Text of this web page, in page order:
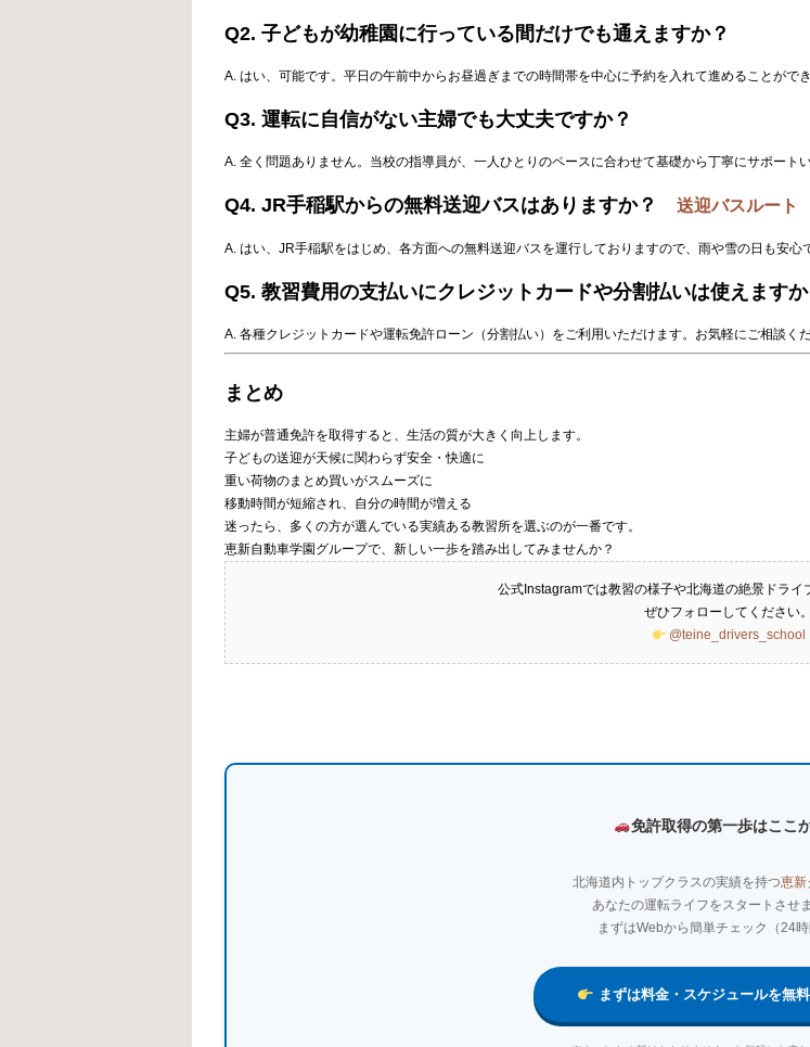
Q2. 子どもが幼稚園に行っている間だけでも通えますか？
A. はい、可能です。平日の午前中からお昼過ぎまでの時間帯を中心に予約を入れて進めることができ
Q3. 運転に自信がない主婦でも大丈夫ですか？
A. 全く問題ありません。当校の指導員が、一人ひとりのペースに合わせて基礎から丁寧にサポートい
Q4. JR手稲駅からの無料送迎バスはありますか？ 送迎バスルート
A. はい、JR手稲駅をはじめ、各方面への無料送迎バスを運行しておりますので、雨や雪の日も安心
Q5. 教習費用の支払いにクレジットカードや分割払いは使えますか
A. 各種クレジットカードや運転免許ローン（分割払い）をご利用いただけます。お気軽にご相談くだ
まとめ
主婦が普通免許を取得すると、生活の質が大きく向上します。
子どもの送迎が天候に関わらず安全・快適に
重い荷物のまとめ買いがスムーズに
移動時間が短縮され、自分の時間が増える
迷ったら、多くの方が選んでいる実績ある教習所を選ぶのが一番です。
恵新自動車学園グループで、新しい一歩を踏み出してみませんか？
公式Instagramでは教習の様子や北海道の絶景ドライ
ぜひフォローしてください。
@teine_drivers_school
免許取得の第一歩はここ
北海道内トップクラスの実績を持つ恵新
あなたの運転ライフをスタートさせ
まずはWebから簡単チェック（24時
まずは料金・スケジュールを無